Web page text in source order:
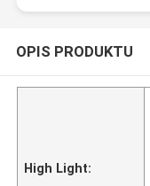
OPIS PRODUKTU
High Light: